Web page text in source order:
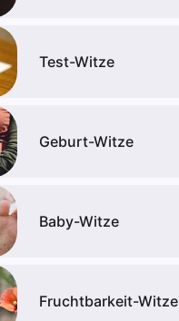
Test-Witze
Geburt-Witze
Baby-Witze
Fruchtbarkeit-Witze